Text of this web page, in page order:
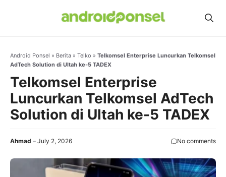
Android Ponsel » Berita » Telko » Telkomsel Enterprise Luncurkan Telkomsel
AdTech Solution di Ultah ke-5 TADEX
Telkomsel Enterprise
Luncurkan Telkomsel AdTech
Solution di Ultah ke-5 TADEX
Ahmad July 2, 2026 No comments